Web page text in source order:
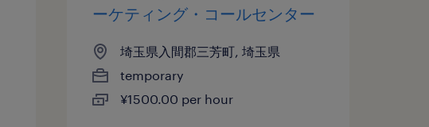
ーケティング・コールセンター
埼玉県入間郡三芳町, 埼玉県
temporary
¥1500.00 per hour